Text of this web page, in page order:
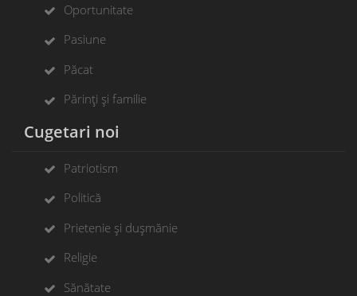
Oportunitate
Pasiune
Păcat
Părinți și familie
Cugetari noi
Patriotism
Politică
Prietenie și dușmănie
Religie
Sănătate